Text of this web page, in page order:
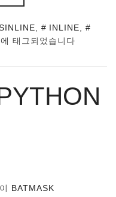
INLINE
에 태그되었습니다
BATMASK